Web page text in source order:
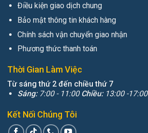
Điều kiện giao dịch chung
Bảo mật thông tin khách hàng
Chính sách vận chuyển giao nhận
Phương thức thanh toán
Thời Gian Làm Việc
Từ sáng thứ 2 đến chiều thứ 7
Sáng: 7:00 - 11:00 Chiều: 13:00 -17:00
Kết Nối Chúng Tôi